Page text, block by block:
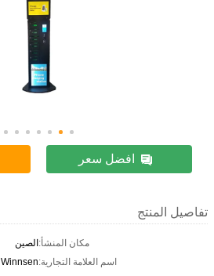
افضل سعر
تفاصيل المنتج
مكان المنشأ:الصين
اسم العلامة التجارية:Winnsen